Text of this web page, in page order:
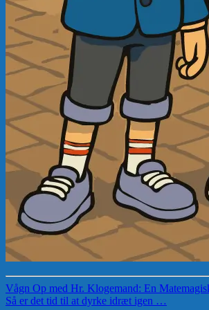
Vågn Op med Hr. Klogemand: En
Så er det tid til at dyrke idræt igen …